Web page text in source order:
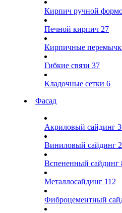
Кирпич ручной
Печной кирпич 27
Кирпичные
Гибкие связи 37
Кладочные сетки 6
Фасад
Акриловый сайдинг
Виниловый сайдинг
Вспененный сайдинг
Металлосайдинг 112
Фиброцементный